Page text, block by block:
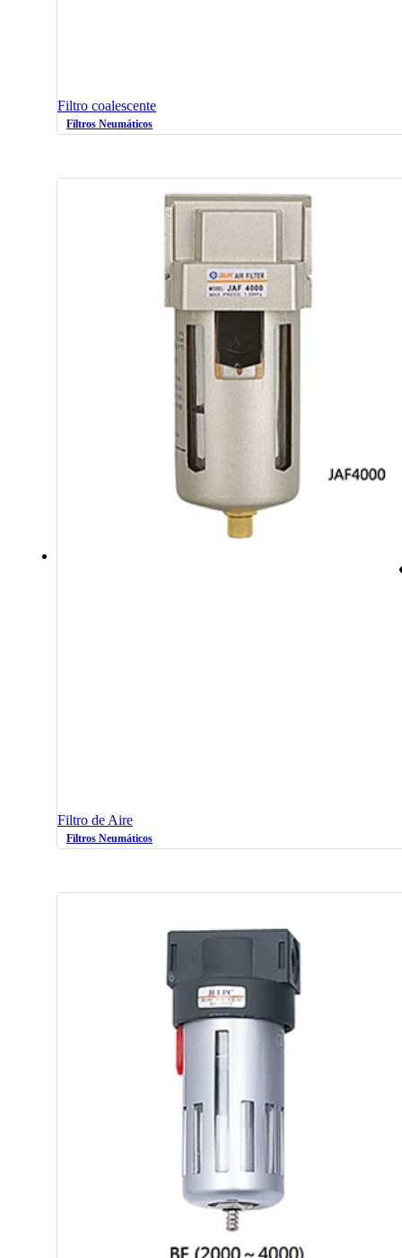
Filtro coalescente
Filtros Neumáticos
Filtro de Aire
Filtros Neumáticos